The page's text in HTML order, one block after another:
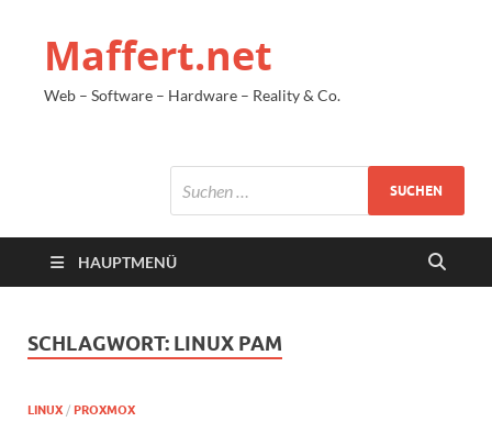
Maffert.net
Web – Software – Hardware – Reality & Co.
HAUPTMENÜ
SCHLAGWORT: LINUX PAM
LINUX / PROXMOX